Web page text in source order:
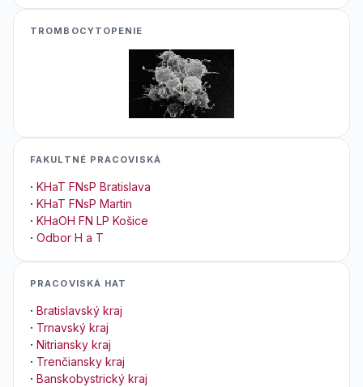
TROMBOCYTOPENIE
FAKULTNÉ PRACOVISKÁ
· KHaT FNsP Bratislava
· KHaT FNsP Martin
· KHaOH FN LP Košice
· Odbor H a T
PRACOVISKÁ HAT
· Bratislavský kraj
· Trnavský kraj
· Nitriansky kraj
· Trenčiansky kraj
· Banskobystrický kraj